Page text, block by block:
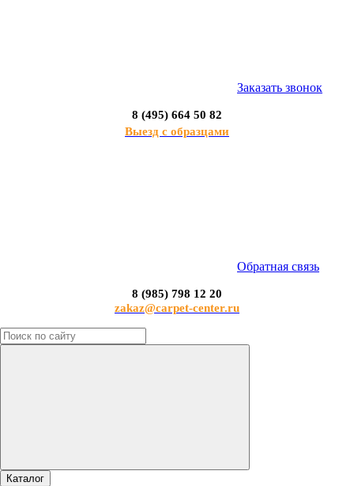
Заказать звонок
8 (495) 664 50 82
Выезд с образцами
Обратная связь
8 (985) 798 12 20
zakaz@carpet-center.ru
Каталог